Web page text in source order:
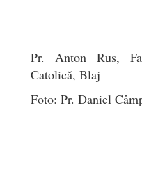
Pr. Anton Rus,
Catolică, Blaj
Foto: Pr. Daniel